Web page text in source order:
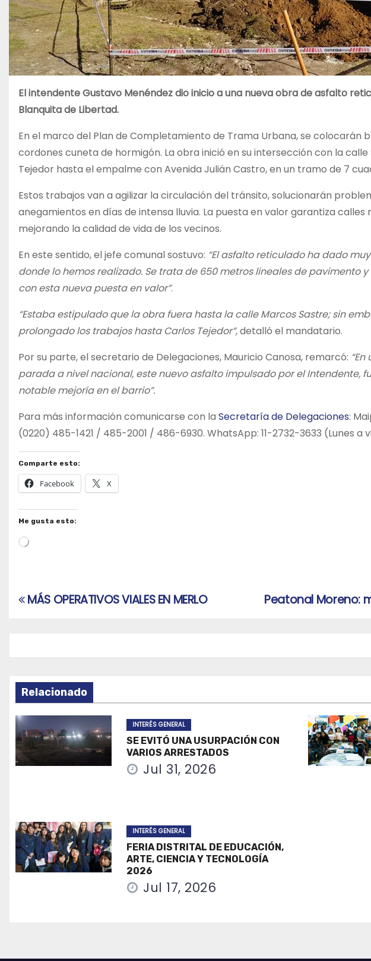
El intendente Gustavo Menéndez dio inicio a una nueva obra de asfalto
Blanquita de Libertad.
En el marco del Plan de Completamiento de Trama Urbana, se colocarán
cordones cuneta de hormigón. La obra inició en su intersección con la
Tejedor hasta el empalme con Avenida Julián Castro, en un tramo de 7
Estos trabajos van a agilizar la circulación del tránsito, solucionarán
anegamientos en días de intensa lluvia. La puesta en valor garantiza
mejorando la calidad de vida de los vecinos.
En este sentido, el jefe comunal sostuvo: “El asfalto reticulado ha dado
donde lo hemos realizado. Se trata de 650 metros lineales de pavimento
con esta nueva puesta en valor”.
“Estaba estipulado que la obra fuera hasta la calle Marcos Sastre; sin
prolongado los trabajos hasta Carlos Tejedor”,detalló el mandatario.
Por su parte, el secretario de Delegaciones, Mauricio Canosa, remarcó:
parada a nivel nacional, este nuevo asfalto impulsado por el Intendente,
notable mejoría en el barrio”.
Para más información comunicarse con la Secretaría de Delegaciones:
(0220) 485-1421 / 485-2001 / 486-6930. WhatsApp: 11-2732-3633 (Lunes a
Comparte esto:
Facebook X
Me gusta esto:
Cargando...
Navegación
Peatonal Moreno:
MÁS OPERATIVOS VIALES EN MERLO
Relacionado
INTERÉS GENERAL
SE EVITÓ UNA USURPACIÓN CON
VARIOS ARRESTADOS
Jul 31, 2026
INTERÉS GENERAL
FERIA DISTRITAL DE EDUCACIÓN,
ARTE, CIENCIA Y TECNOLOGÍA
2026
Jul 17, 2026